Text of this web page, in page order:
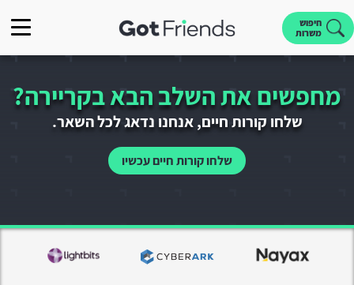
חיפוש
משרות
מחפשים את השלב הבא בקריירה?
שלחו קורות חיים, אנחנו נדאג לכל השאר.
שלחו קורות חיים עכשיו